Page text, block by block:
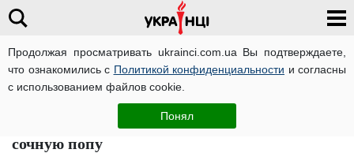
Продолжая просматривать ukrainci.com.ua Вы подтверждаете,
что ознакомились с Политикой конфиденциальности и согласны
с использованием файлов cookie.
Понял
"Срочно кардиолога": мокрая Злата
Огневич соблазнила украинцев, выставив
сочную попу